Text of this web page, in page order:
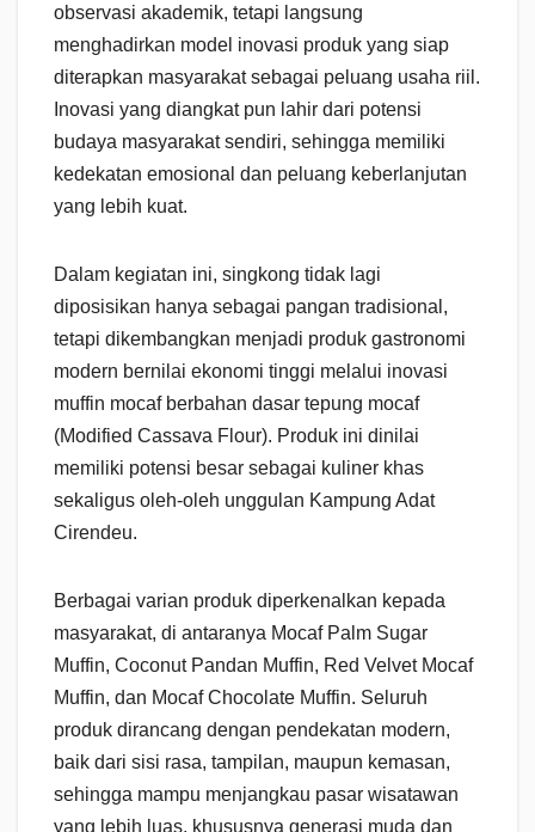
observasi akademik, tetapi langsung
menghadirkan model inovasi produk yang siap
diterapkan masyarakat sebagai peluang usaha riil.
Inovasi yang diangkat pun lahir dari potensi
budaya masyarakat sendiri, sehingga memiliki
kedekatan emosional dan peluang keberlanjutan
yang lebih kuat.
Dalam kegiatan ini, singkong tidak lagi
diposisikan hanya sebagai pangan tradisional,
tetapi dikembangkan menjadi produk gastronomi
modern bernilai ekonomi tinggi melalui inovasi
muffin mocaf berbahan dasar tepung mocaf
(Modified Cassava Flour). Produk ini dinilai
memiliki potensi besar sebagai kuliner khas
sekaligus oleh-oleh unggulan Kampung Adat
Cirendeu.
Berbagai varian produk diperkenalkan kepada
masyarakat, di antaranya Mocaf Palm Sugar
Muffin, Coconut Pandan Muffin, Red Velvet Mocaf
Muffin, dan Mocaf Chocolate Muffin. Seluruh
produk dirancang dengan pendekatan modern,
baik dari sisi rasa, tampilan, maupun kemasan,
sehingga mampu menjangkau pasar wisatawan
yang lebih luas, khususnya generasi muda dan